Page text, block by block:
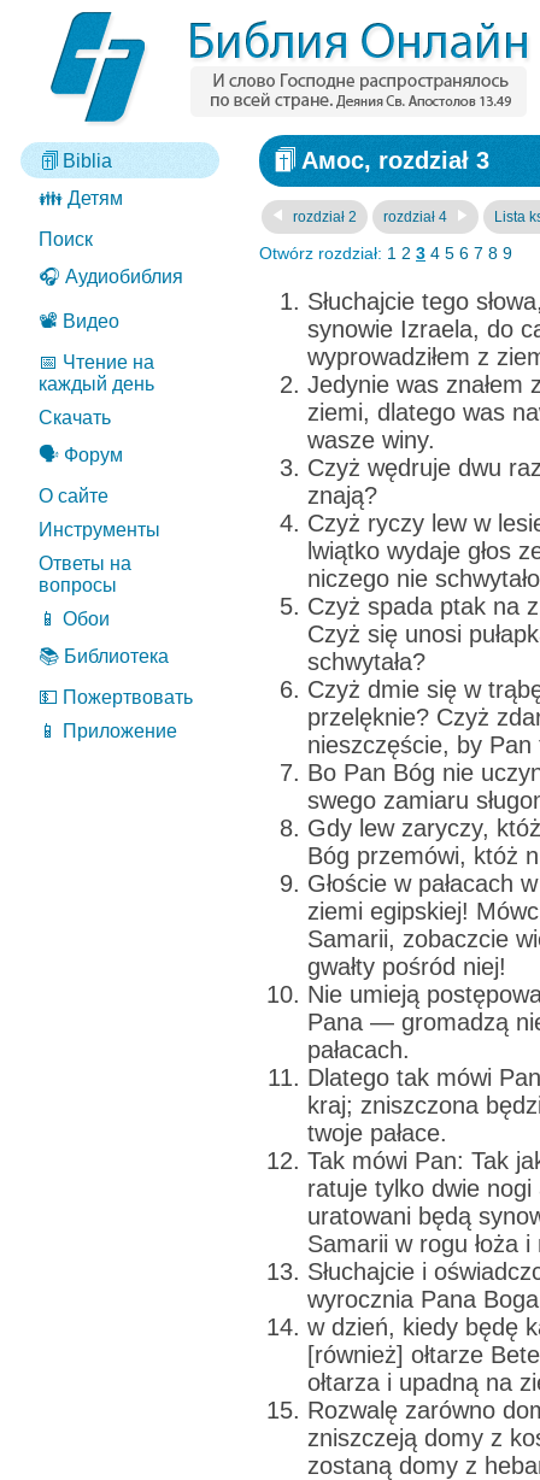
Biblia
👪 Детям
Поиск
🎧 Аудиобиблия
📽️ Видео
📅 Чтение на
каждый день
Скачать
🗣️ Форум
О сайте
Инструменты
Ответы на
вопросы
📱 Обои
📚 Библиотека
💵 Пожертвовать
📱 Приложение
Амос, rozdział 3
rozdział 2 rozdział 4 Lista
Otwórz rozdział: 1 2 3 4 5 6 7 8 9
Słuchajcie tego
synowie Izraela, do
wyprowadziłem z
Jedynie was znałem
ziemi, dlatego was
wasze winy.
Czyż wędruje dwu
znają?
Czyż ryczy lew w
lwiątko wydaje głos
niczego nie
Czyż spada ptak na
Czyż się unosi
schwytała?
Czyż dmie się w
przelęknie? Czyż
nieszczęście, by Pan
Bo Pan Bóg nie
swego zamiaru
Gdy lew zaryczy,
Bóg przemówi, któż
Głoście w pałacach
ziemi egipskiej!
Samarii, zobaczcie
gwałty pośród niej!
Nie umieją
Pana — gromadzą
pałacach.
Dlatego tak mówi
kraj; zniszczona
twoje pałace.
Tak mówi Pan: Tak
ratuje tylko dwie
uratowani będą
Samarii w rogu łoża
Słuchajcie i
wyrocznia Pana
w dzień, kiedy będę
[również] ołtarze
ołtarza i upadną na
Rozwalę zarówno
zniszczeją domy z
zostaną domy z